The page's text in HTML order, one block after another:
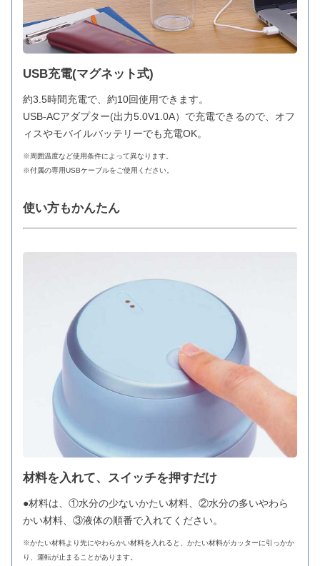
USB充電(マグネット式)
約3.5時間充電で、約10回使用できます。
USB-ACアダプター(出力5.0V1.0A）で充電できるので、オフ
ィスやモバイルバッテリーでも充電OK。
※周囲温度など使用条件によって異なります。
※付属の専用USBケーブルをご使用ください。
使い方もかんたん
材料を入れて、スイッチを押すだけ
●材料は、①水分の少ないかたい材料、②水分の多いやわら
かい材料、③液体の順番で入れてください。
※かたい材料より先にやわらかい材料を入れると、かたい材料がカッターに引っかか
り、運転が止まることがあります。